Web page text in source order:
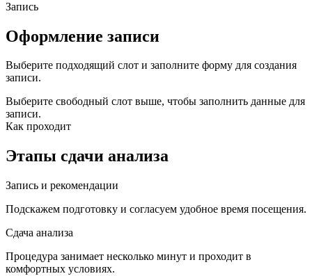
Запись
Оформление записи
Выберите подходящий слот и заполните форму для создания
записи.
Выберите свободный слот выше, чтобы заполнить данные для
записи.
Как проходит
Этапы сдачи анализа
Запись и рекомендации
Подскажем подготовку и согласуем удобное время посещения.
Сдача анализа
Процедура занимает несколько минут и проходит в
комфортных условиях.